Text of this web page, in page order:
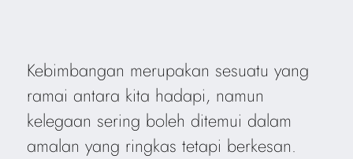
Kebimbangan merupakan sesuatu yang
ramai antara kita hadapi, namun
kelegaan sering boleh ditemui dalam
amalan yang ringkas tetapi berkesan.